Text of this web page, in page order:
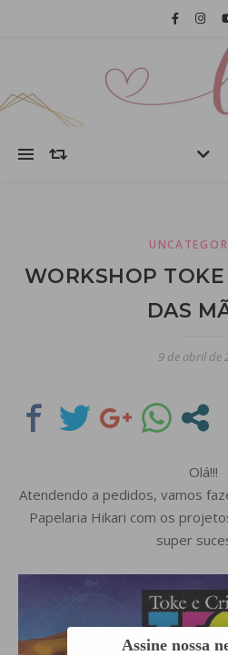
WORKSHOP
DAS
9 de abril de
Olá!!!
Atendendo a pedidos, vamos
Papelaria Hikari com os
super
Assine nossa